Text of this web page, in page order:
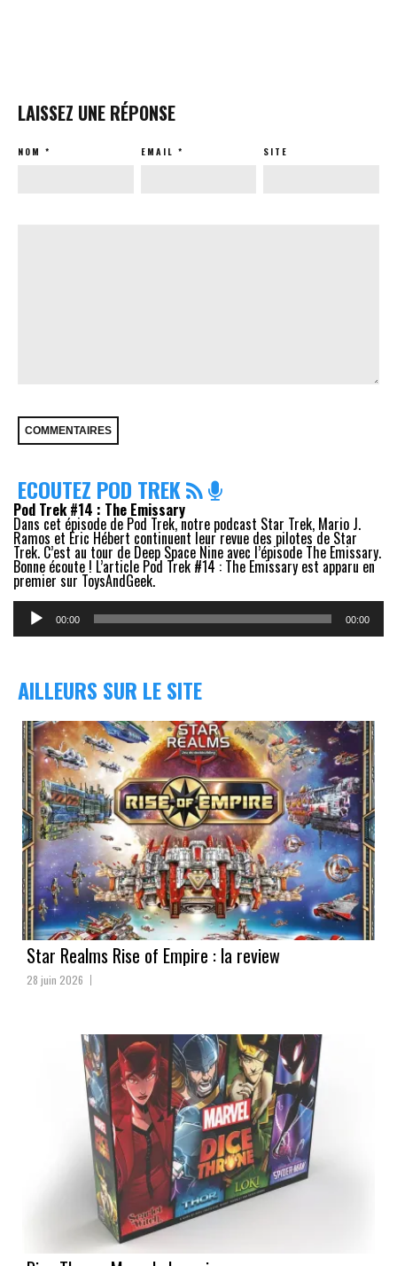
LAISSEZ UNE RÉPONSE
NOM * EMAIL * SITE
ECOUTEZ POD TREK
Pod Trek #14 : The Emissary
Dans cet épisode de Pod Trek, notre podcast Star Trek, Mario J.
Ramos et Eric Hébert continuent leur revue des pilotes de Star
Trek. C’est au tour de Deep Space Nine avec l’épisode The Emissary.
Bonne écoute ! L’article Pod Trek #14 : The Emissary est apparu en
premier sur ToysAndGeek.
Lecteur
audio 00:00 00:00
AILLEURS SUR LE SITE
Star Realms Rise of Empire : la review
28 juin 2026